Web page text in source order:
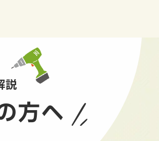
説
方へ